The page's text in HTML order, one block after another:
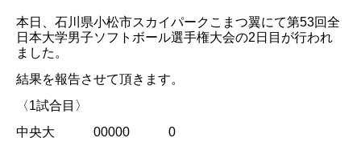
本日、石川県小松市スカイパークこまつ翼にて第53回全
日本大学男子ソフトボール選手権大会の2日目が行われ
ました。
結果を報告させて頂きます。
〈1試合目〉
中央大 00000 0